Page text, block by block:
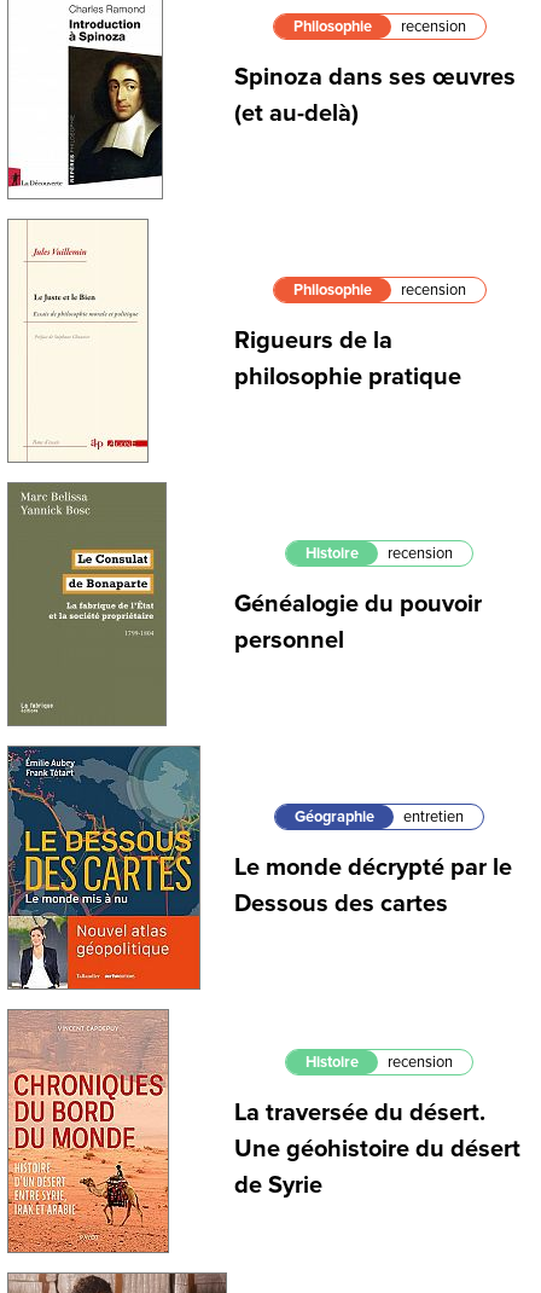
Philosophie recension
Spinoza dans ses œuvres
(et au-delà)
Philosophie recension
Rigueurs de la
philosophie pratique
Histoire recension
Généalogie du pouvoir
personnel
Géographie entretien
Le monde décrypté par le
Dessous des cartes
Histoire recension
La traversée du désert.
Une géohistoire du désert
de Syrie